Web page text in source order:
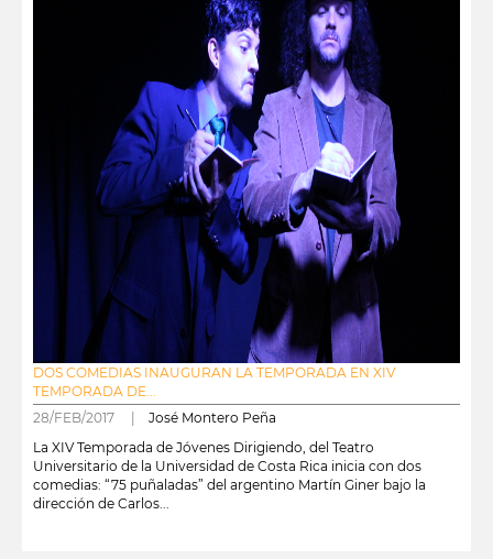
DOS COMEDIAS INAUGURAN LA TEMPORADA EN XIV
TEMPORADA DE...
28/FEB/2017 | José Montero Peña
La XIV Temporada de Jóvenes Dirigiendo, del Teatro
Universitario de la Universidad de Costa Rica inicia con dos
comedias: “75 puñaladas” del argentino Martín Giner bajo la
dirección de Carlos...